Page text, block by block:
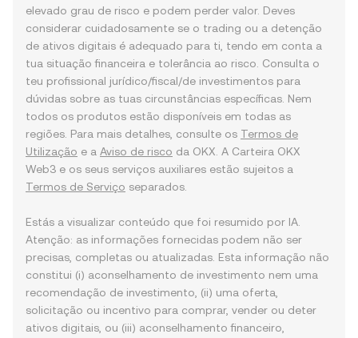
elevado grau de risco e podem perder valor. Deves
considerar cuidadosamente se o trading ou a detenção
de ativos digitais é adequado para ti, tendo em conta a
tua situação financeira e tolerância ao risco. Consulta o
teu profissional jurídico/fiscal/de investimentos para
dúvidas sobre as tuas circunstâncias específicas. Nem
todos os produtos estão disponíveis em todas as
regiões. Para mais detalhes, consulte os Termos de
Utilização e a Aviso de risco da OKX. A Carteira OKX
Web3 e os seus serviços auxiliares estão sujeitos a
Termos de Serviço separados.
Estás a visualizar conteúdo que foi resumido por IA.
Atenção: as informações fornecidas podem não ser
precisas, completas ou atualizadas. Esta informação não
constitui (i) aconselhamento de investimento nem uma
recomendação de investimento, (ii) uma oferta,
solicitação ou incentivo para comprar, vender ou deter
ativos digitais, ou (iii) aconselhamento financeiro,